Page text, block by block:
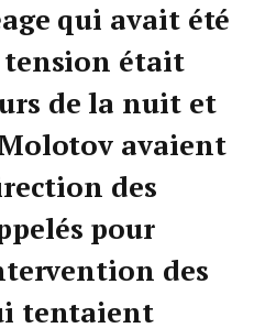
qui avait été
tension était
de la nuit et
avaient
des
pour
des
tentaient